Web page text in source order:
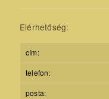
Elérhetőség:
cím:
telefon:
posta: